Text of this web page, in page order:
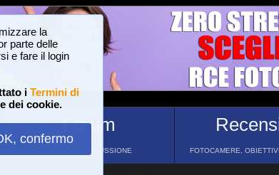
la
parte delle
e fare il login
i Termini di
dei cookie.
confermo
Forum
FORUM DI DISCUSSIONE FOTOCAMERE,